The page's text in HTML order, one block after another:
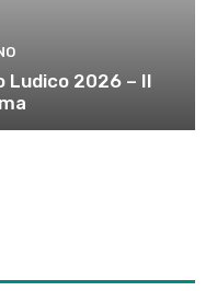
Ludico 2026 – Il